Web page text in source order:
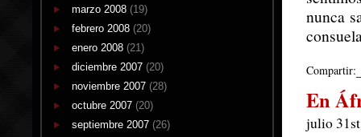
marzo 2008 (19)
febrero 2008 (20)
enero 2008 (21)
diciembre 2007 (20)
noviembre 2007 (28)
octubre 2007 (20)
septiembre 2007 (26)
nunca
Compartir:
En
julio